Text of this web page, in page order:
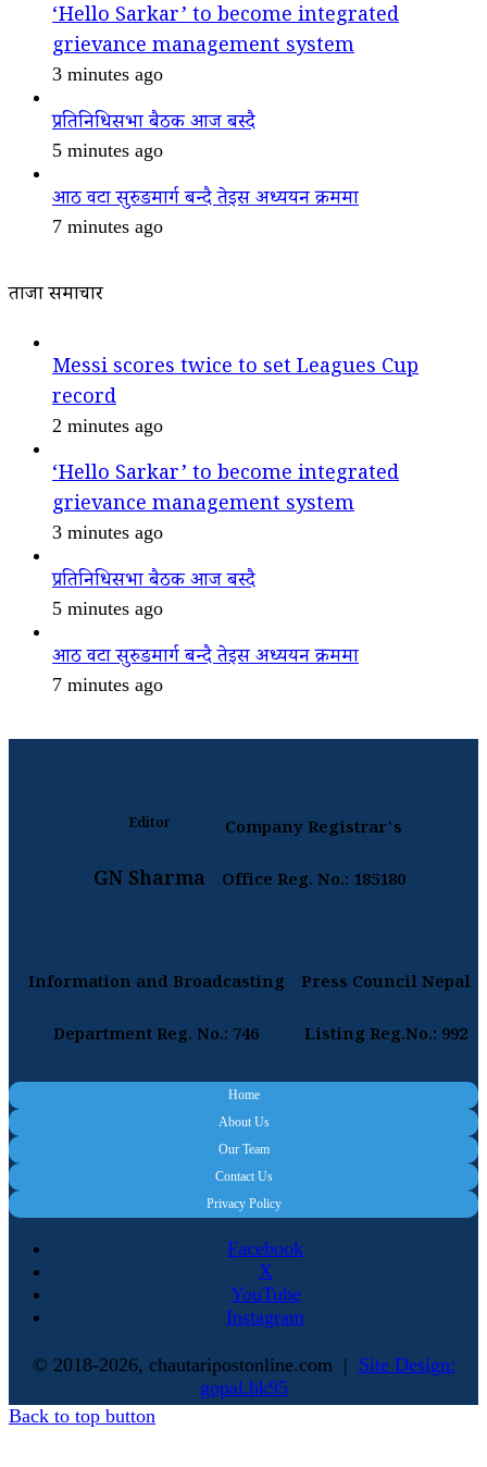
‘Hello Sarkar’ to become integrated
grievance management system
3 minutes ago
प्रतिनिधिसभा बैठक आज बस्दै
5 minutes ago
आठ वटा सुरुङमार्ग बन्दै तेइस अध्ययन क्रममा
7 minutes ago
ताजा समाचार
Messi scores twice to set Leagues Cup
record
2 minutes ago
‘Hello Sarkar’ to become integrated
grievance management system
3 minutes ago
प्रतिनिधिसभा बैठक आज बस्दै
5 minutes ago
आठ वटा सुरुङमार्ग बन्दै तेइस अध्ययन क्रममा
7 minutes ago
Editor
GN Sharma
Company Registrar's
Office Reg. No.: 185180
Information and Broadcasting
Department Reg. No.: 746
Press Council Nepal
Listing Reg.No.: 992
Home
About Us
Our Team
Contact Us
Privacy Policy
Facebook
X
YouTube
Instagram
© 2018-2026, chautaripostonline.com | Site Design:
gopal.hk95
Back to top button